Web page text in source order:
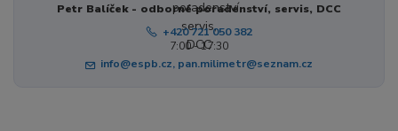
Petr Balíček - odborné poradenství, servis, DCC
+420 721 050 382
7:00 - 17:30
info@espb.cz, pan.milimetr@seznam.cz